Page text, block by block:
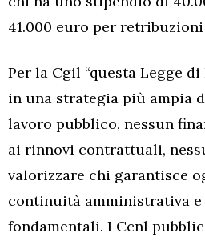
41.000 euro per
Per la Cgil “questa Legge
in una strategia più ampia
lavoro pubblico, nessun
ai rinnovi contrattuali,
valorizzare chi garantisce
continuità amministrativa
fondamentali. I Ccnl